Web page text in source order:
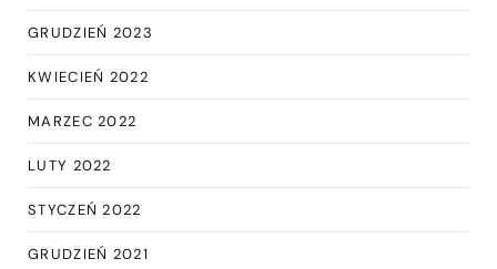
GRUDZIEŃ 2023
KWIECIEŃ 2022
MARZEC 2022
LUTY 2022
STYCZEŃ 2022
GRUDZIEŃ 2021